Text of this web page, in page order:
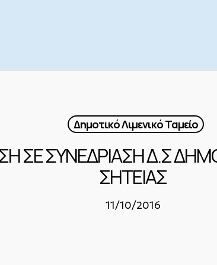
Δημοτικό Λιμενικό Ταμείο
ΣΕ ΣΥΝΕΔΡΙΑΣΗ Δ.Σ
ΣΗΤΕΙΑΣ
11/10/2016